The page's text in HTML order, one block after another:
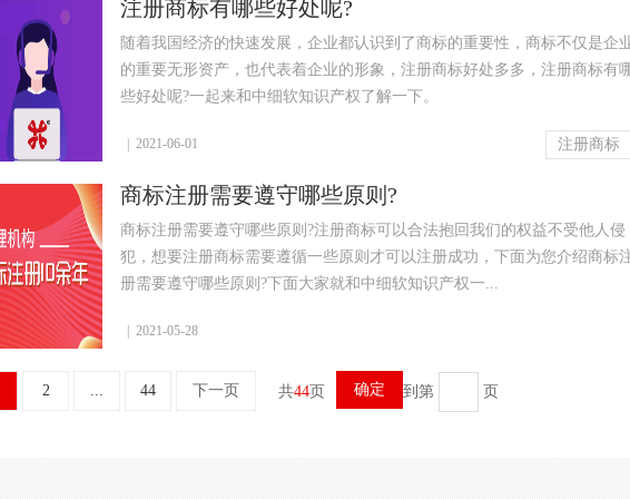
注册商标​有哪些好处呢?
随着我国经济的快速发展，企业都认识到了商标的重要性，商标不仅是企
的重要无形资产，也代表着企业的形象，注册商标好处多多，注册商标有
些好处呢?一起来和中细软知识产权了解一下。
2021-06-01 注册商标​
商标注册需要遵守哪些原则?
商标注册需要遵守哪些原则?注册商标可以合法抱回我们的权益不受他人侵
犯，想要注册商标需要遵循一些原则才可以注册成功，下面为您介绍商标
册需要遵守哪些原则?下面大家就和中细软知识产权一...
2021-05-28
2 ... 44 下一页 共44页 到第 页
确定